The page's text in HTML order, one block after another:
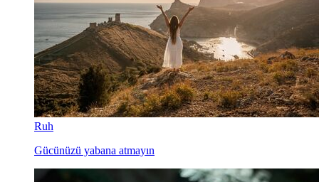
Ruh
Gücünüzü yabana atmayın